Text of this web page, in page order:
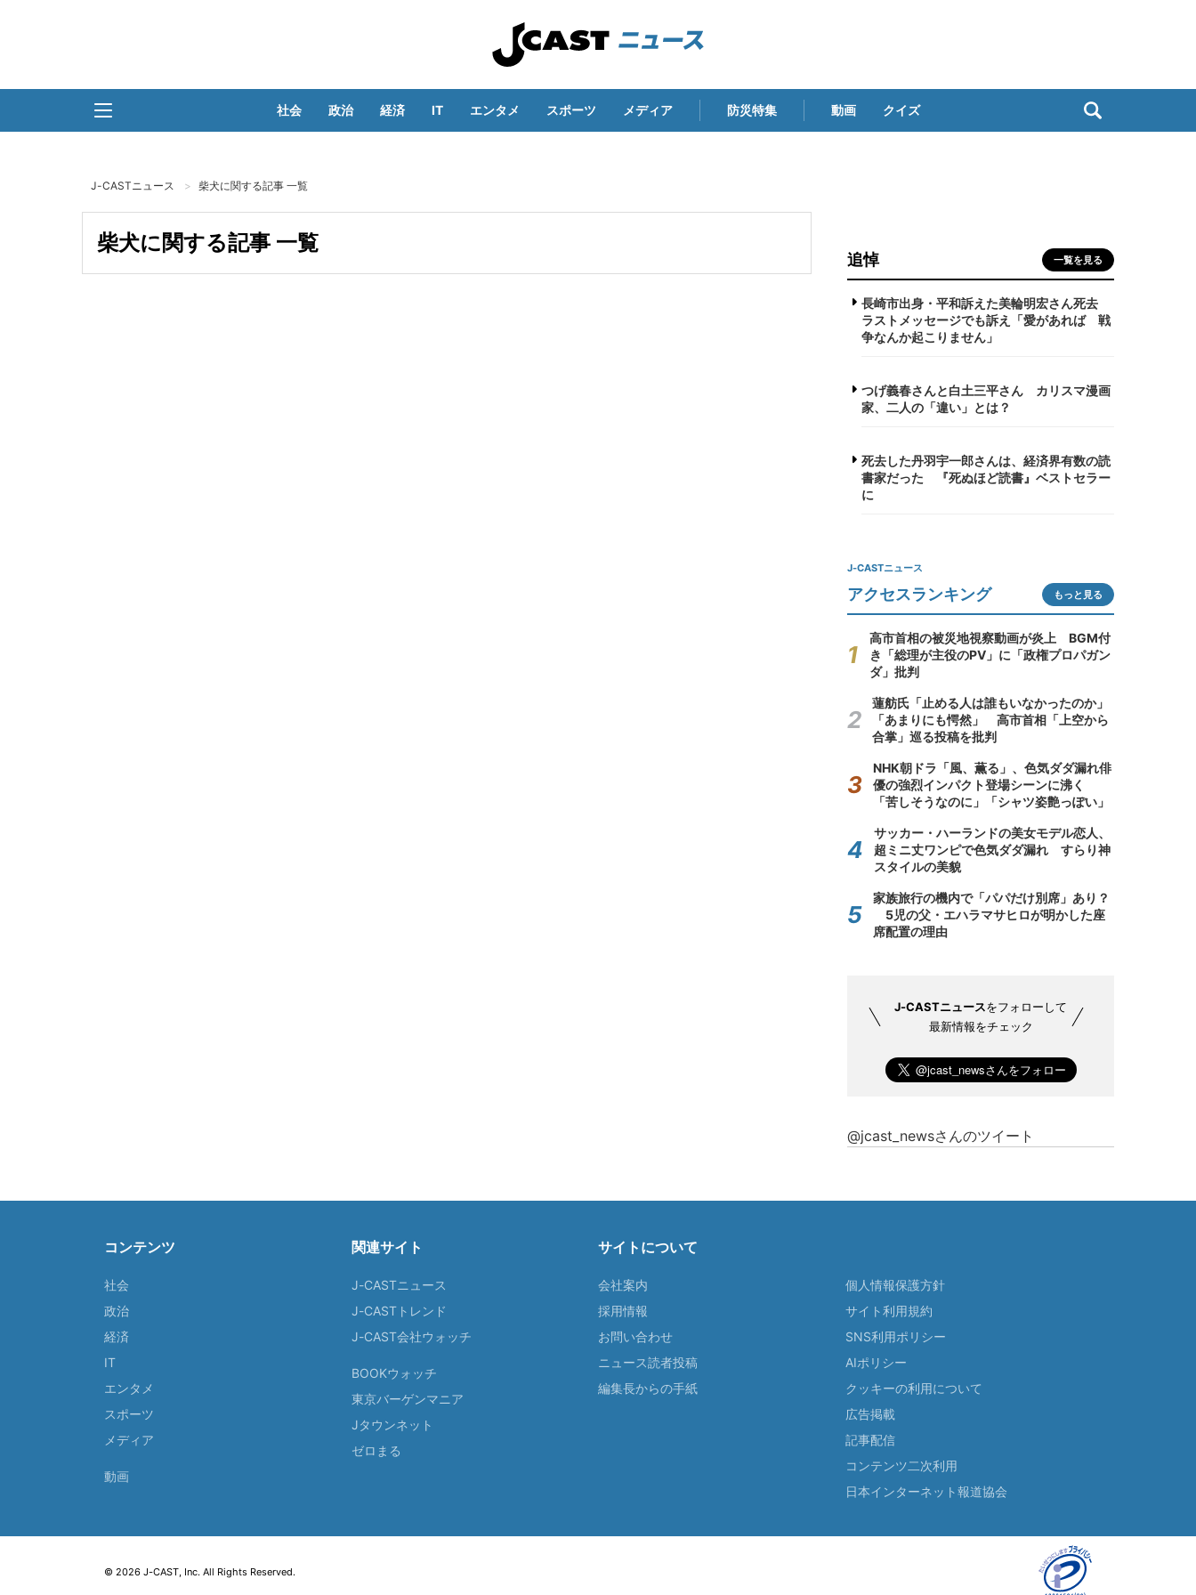
社会 政治 経済 IT エンタメ スポーツ メディア 防災特集 動画 クイズ
J-CASTニュース 柴犬に関する記事 一覧
柴犬に関する記事 一覧
追悼 一覧を見る
長崎市出身・平和訴えた美輪明宏さん死去
ラストメッセージでも訴え「愛があれば 戦
争なんか起こりません」
つげ義春さんと白土三平さん カリスマ漫画
家、二人の「違い」とは？
死去した丹羽宇一郎さんは、経済界有数の読
書家だった 『死ぬほど読書』ベストセラー
に
J-CASTニュース
アクセスランキング もっと見る
高市首相の被災地視察動画が炎上 BGM付
き「総理が主役のPV」に「政権プロパガン
ダ」批判
蓮舫氏「止める人は誰もいなかったのか」
「あまりにも愕然」 高市首相「上空から
合掌」巡る投稿を批判
NHK朝ドラ「風、薫る」、色気ダダ漏れ俳
優の強烈インパクト登場シーンに沸く
「苦しそうなのに」「シャツ姿艶っぽい」
サッカー・ハーランドの美女モデル恋人、
超ミニ丈ワンピで色気ダダ漏れ すらり神
スタイルの美貌
家族旅行の機内で「パパだけ別席」あり？
5児の父・エハラマサヒロが明かした座
席配置の理由
J-CASTニュースをフォローして
最新情報をチェック
@jcast_newsさんのツイート
コンテンツ
社会
政治
経済
IT
エンタメ
スポーツ
メディア
動画
関連サイト
J-CASTニュース
J-CASTトレンド
J-CAST会社ウォッチ
BOOKウォッチ
東京バーゲンマニア
Jタウンネット
ゼロまる
サイトについて
会社案内
採用情報
お問い合わせ
ニュース読者投稿
編集長からの手紙
個人情報保護方針
サイト利用規約
SNS利用ポリシー
AIポリシー
クッキーの利用について
広告掲載
記事配信
コンテンツ二次利用
日本インターネット報道協会
© 2026 J-CAST, Inc. All Rights Reserved.